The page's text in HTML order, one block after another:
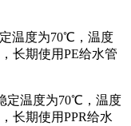
温度为70℃，温度
长期使用PE给水管
定温度为70℃，温度
长期使用PPR给水